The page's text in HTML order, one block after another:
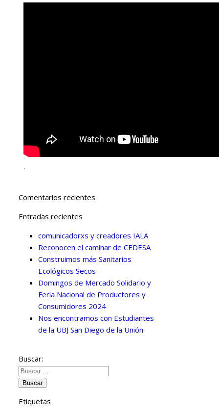
.
Comentarios recientes
Entradas recientes
comunicadorxs y creadores IALA
Reconocen el caminar de CEDESA
Construimos más Sanitarios
Ecológicos Secos
Domingos de Mercado Solidario y
Feria Nacional de Productores y
Consumidores 2024
Nos encontramos con Estudiantes
de la UBJ San Diego de la Unión
Buscar:
Etiquetas